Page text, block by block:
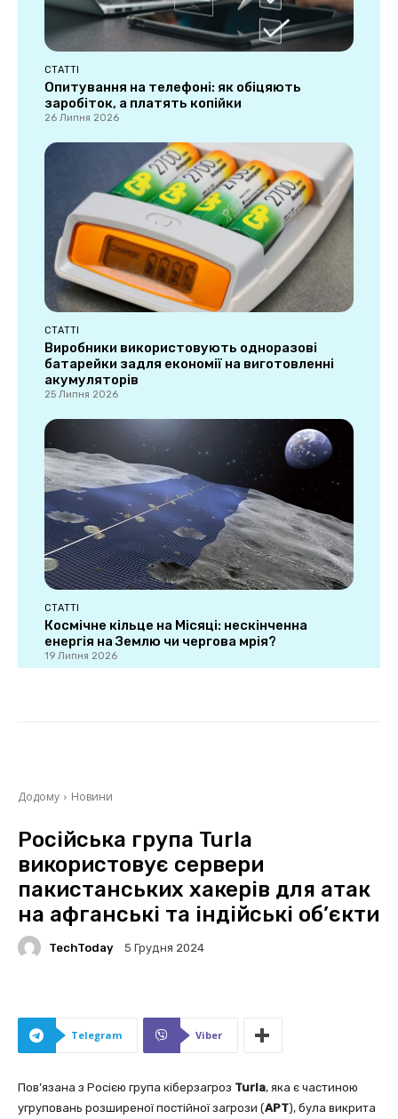
СТАТТІ
Опитування на телефоні: як обіцяють
заробіток, а платять копійки
26 Липня 2026
СТАТТІ
Виробники використовують одноразові
батарейки задля економії на виготовленні
акумуляторів
25 Липня 2026
СТАТТІ
Космічне кільце на Місяці: нескінченна
енергія на Землю чи чергова мрія?
19 Липня 2026